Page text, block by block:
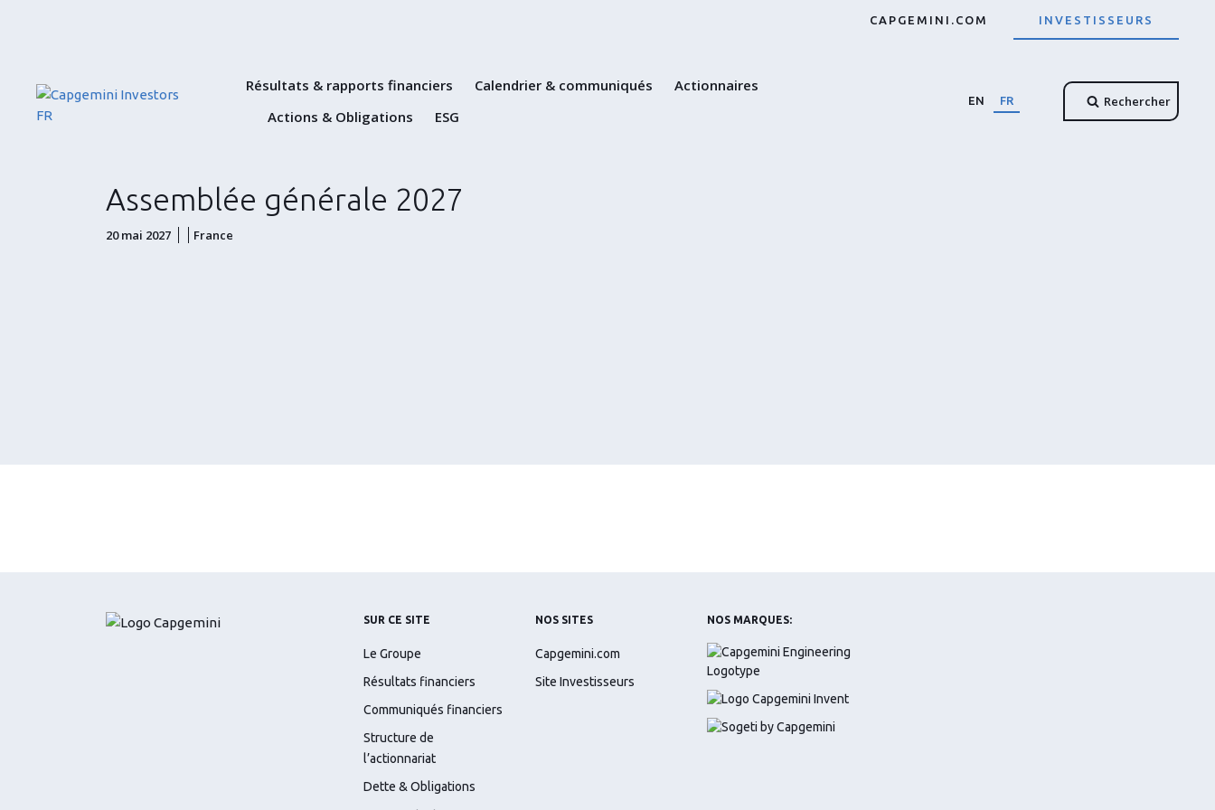
CAPGEMINI.COM INVESTISSEURS
Résultats & rapports financiers Calendrier & communiqués
Actionnaires
Actions & Obligations
ESG
EN FR Rechercher
Assemblée générale 2027
20 mai 2027 France
SUR CE SITE
Le Groupe
Résultats financiers
Communiqués financiers
Structure de
l’actionnariat
Dette & Obligations
NOS SITES
Capgemini.com
Site Investisseurs
NOS MARQUES: